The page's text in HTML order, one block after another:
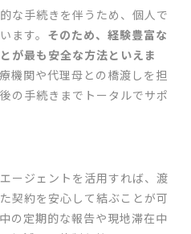
な手続きを伴うため、個人で
ます。 そのため、経験豊富な
が最も安全な方法といえま
機関や代理母との橋渡しを担
の手続きまでトータルでサポ
ージェントを活用すれば、渡
契約を安心して結ぶことが可
の定期的な報告や現地滞在中